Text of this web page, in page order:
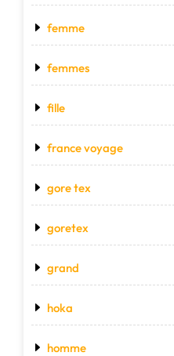
femme
femmes
fille
france voyage
gore tex
goretex
grand
hoka
homme